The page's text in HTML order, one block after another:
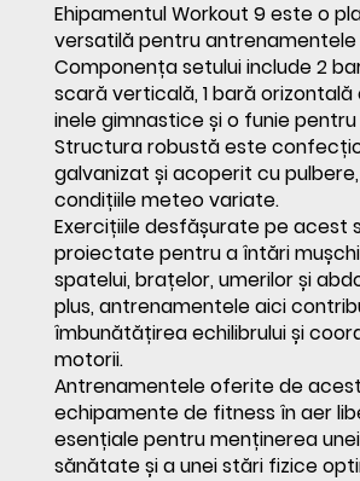
Ehipamentul Workout 9 este o
versatilă pentru antrenamentele
Componența setului include 2
scară verticală, 1 bară orizontală
inele gimnastice și o funie
Structura robustă este
galvanizat și acoperit cu
condițiile meteo variate.
Exercițiile desfășurate pe acest
proiectate pentru a întări
spatelui, brațelor, umerilor și
plus, antrenamentele aici
îmbunătățirea echilibrului și
motorii.
Antrenamentele oferite de
echipamente de fitness în aer
esențiale pentru menținerea
sănătate și a unei stări fizice